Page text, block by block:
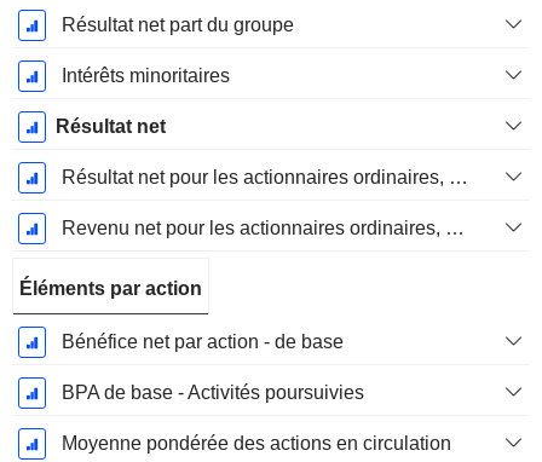
Résultat net part du groupe
Intérêts minoritaires
Résultat net
Résultat net pour les actionnaires ordinaires, éléments exceptionnels inclus.
Revenu net pour les actionnaires ordinaires, hors éléments exceptionnelsRésultat net pour les actionnaires ordinaires, éléments exceptionnels exclus.
Éléments par action
Bénéfice net par action - de base
BPA de base - Activités poursuivies
Moyenne pondérée des actions en circulation